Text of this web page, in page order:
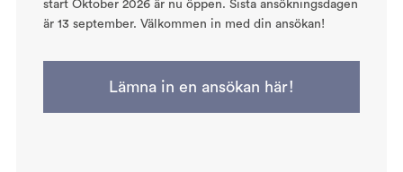
start Oktober 2026 är nu öppen. Sista ansökningsdagen
är 13 september. Välkommen in med din ansökan!
Lämna in en ansökan här!